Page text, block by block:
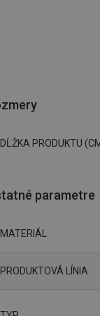
DĹŽKA PRODUKTU
parametre
MATERIÁL
PRODUKTOVÁ LÍNIA